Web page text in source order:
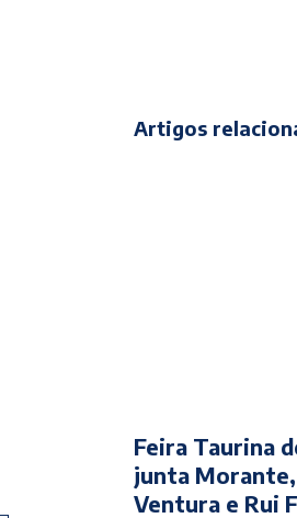
Artigos
Feira Taurina
junta Morante,
Ventura e Rui